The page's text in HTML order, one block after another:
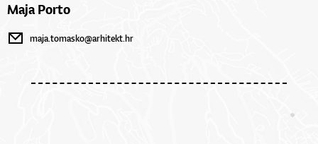
Maja Porto
maja.tomasko@arhitekt.hr